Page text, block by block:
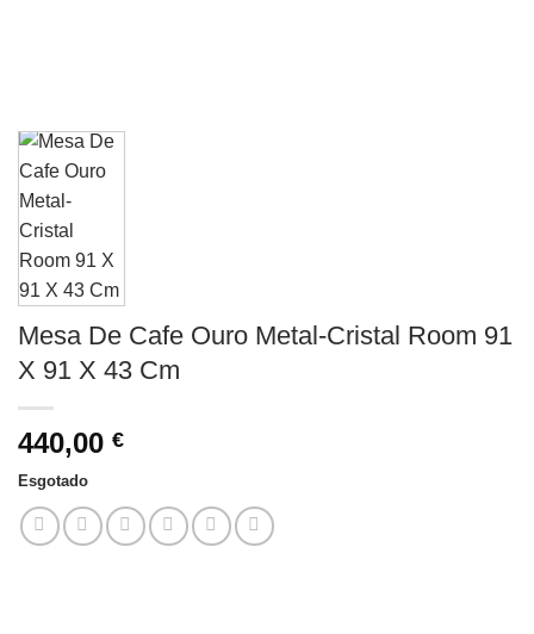
Mesa De Cafe Ouro Metal-Cristal Room 91
X 91 X 43 Cm
440,00 €
Esgotado